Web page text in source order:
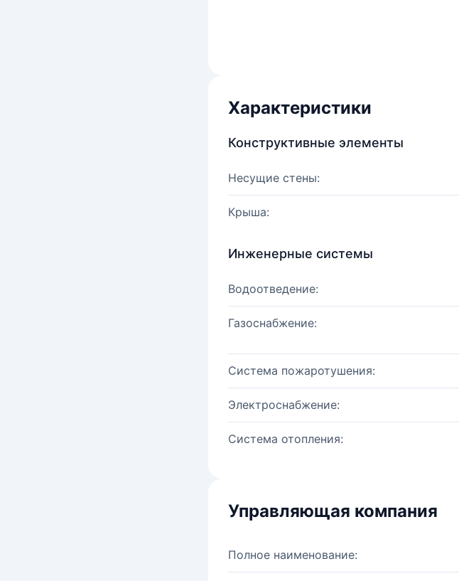
Характеристики
Конструктивные элементы
Несущие стены:
Крыша:
Инженерные системы
Водоотведение:
Газоснабжение:
Система пожаротушения:
Электроснабжение:
Система отопления:
Управляющая компания
Полное наименование: